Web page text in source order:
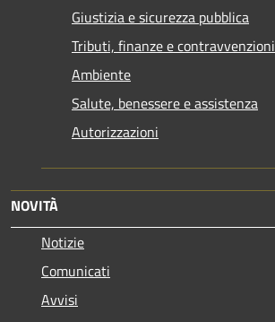
Giustizia e sicurezza pubblica
Tributi, finanze e contravvenzioni
Ambiente
Salute, benessere e assistenza
Autorizzazioni
NOVITÀ
Notizie
Comunicati
Avvisi